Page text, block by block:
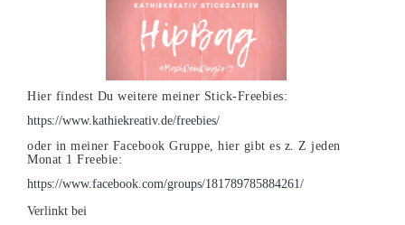
Hier findest Du weitere meiner Stick-Freebies:
https://www.kathiekreativ.de/freebies/
oder in meiner Facebook Gruppe, hier gibt es z. Z jeden
Monat 1 Freebie:
https://www.facebook.com/groups/181789785884261/
Verlinkt bei